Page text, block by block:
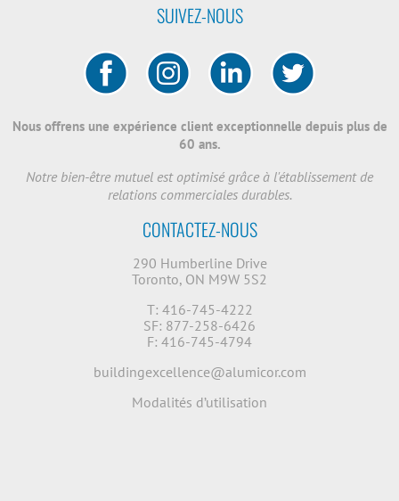
SUIVEZ-NOUS
Nous offrens une expérience client exceptionnelle depuis plus de
60 ans.
Notre bien-être mutuel est optimisé grâce à l'établissement de
relations commerciales durables.
CONTACTEZ-NOUS
290 Humberline Drive
Toronto, ON M9W 5S2
T: 416-745-4222
SF: 877-258-6426
F: 416-745-4794
buildingexcellence@alumicor.com
Modalités d’utilisation